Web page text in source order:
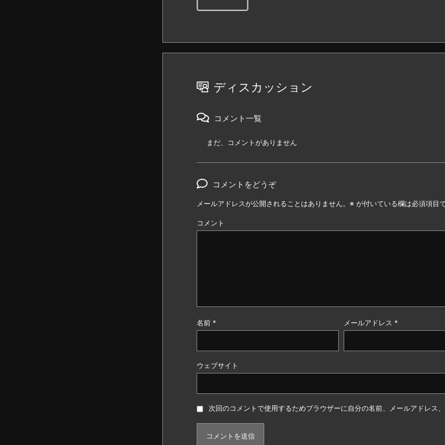
ディスカッション
コメント一覧
まだ、コメントがありません
コメントをどうぞ
メールアドレスが公開されることはありません。 ※ が付いている欄は必須項目
コメント
名前 * メールアドレス *
ウェブサイト
次回のコメントで使用するためブラウザーに自分の名前、メールアドレス